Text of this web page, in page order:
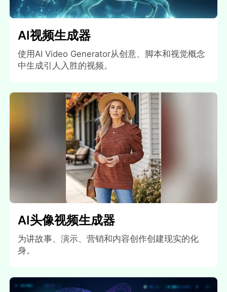
AI视频生成器
使用AI Video Generator从创意、脚本和视觉概念
中生成引人入胜的视频。
AI头像视频生成器
为讲故事、演示、营销和内容创作创建现实的化
身。